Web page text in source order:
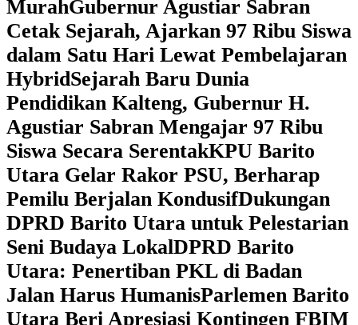
MurahGubernur Agustiar Sabran
Cetak Sejarah, Ajarkan 97 Ribu Siswa
dalam Satu Hari Lewat Pembelajaran
HybridSejarah Baru Dunia
Pendidikan Kalteng, Gubernur H.
Agustiar Sabran Mengajar 97 Ribu
Siswa Secara SerentakKPU Barito
Utara Gelar Rakor PSU, Berharap
Pemilu Berjalan KondusifDukungan
DPRD Barito Utara untuk Pelestarian
Seni Budaya LokalDPRD Barito
Utara: Penertiban PKL di Badan
Jalan Harus HumanisParlemen Barito
Utara Beri Apresiasi Kontingen FBIM